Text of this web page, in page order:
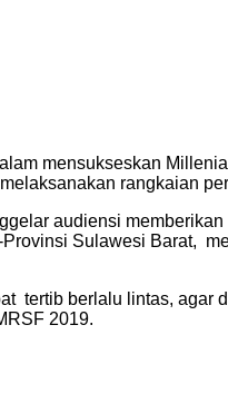
mensukseskan
rangkaian
audiensi
Sulawesi Barat,
tertib berlalu lintas,
2019.